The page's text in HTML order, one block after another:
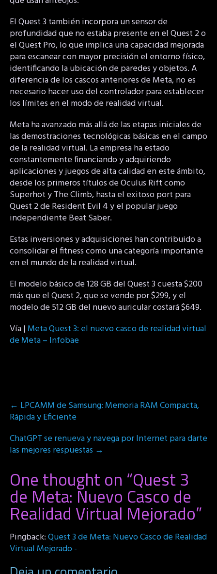
El Quest 3 también incorpora un sensor de
profundidad que no estaba presente en el Quest 2 o
el Quest Pro, lo que implica una capacidad mejorada
para escanear con mayor precisión el entorno físico,
identificando la ubicación de paredes y objetos. A
diferencia de los cascos anteriores de Meta, no es
necesario hacer uso del controlador para establecer
los límites en el modo de realidad virtual.
Meta ha avanzado más allá de las etapas iniciales de
las demostraciones tecnológicas básicas en el campo
de la realidad virtual. La empresa ha estado
constantemente financiando y adquiriendo
aplicaciones y juegos de alta calidad en este ámbito,
desde los primeros títulos de Oculus Rift como
Superhot y The Climb, hasta el exitoso port para
Quest 2 de Resident Evil 4 y el popular juego
independiente Beat Saber.
Estas inversiones y adquisiciones han contribuido a
consolidar el fitness como una categoría importante
en el mundo de la realidad virtual.
El modelo básico de 128 GB del Quest 3 cuesta $200
más que el Quest 2, que se vende por $299, y el
modelo de 512 GB del nuevo auricular costará $649.
Vía |Meta Quest 3: el nuevo casco de realidad virtual
de Meta – Infobae
Post
navigation
← LPCAMM de Samsung: Memoria RAM Compacta,
Rápida y Eficiente
ChatGPT se renueva y navega por Internet para darte
las mejores respuestas →
One thought on “Quest 3
de Meta: Nuevo Casco de
Realidad Virtual Mejorado”
Pingback:Quest 3 de Meta: Nuevo Casco de Realidad
Virtual Mejorado -